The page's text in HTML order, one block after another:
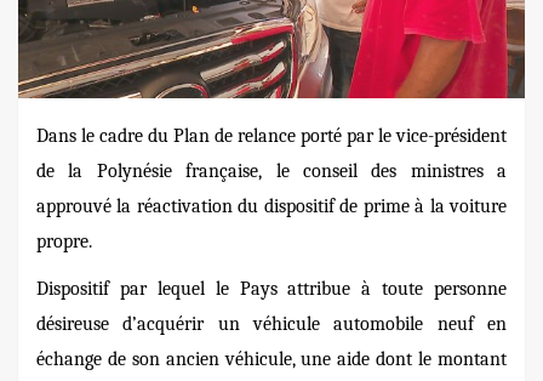
Dans le cadre du Plan de relance porté par le vice-président
de la Polynésie française, le conseil des ministres a
approuvé la réactivation du dispositif de prime à la voiture
propre.
Dispositif par lequel le Pays attribue à toute personne
désireuse d’acquérir un véhicule automobile neuf en
échange de son ancien véhicule, une aide dont le montant